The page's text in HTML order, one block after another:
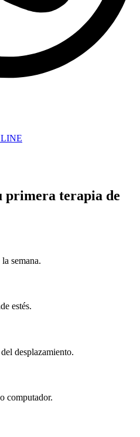
primera terapia de
semana.
estés.
desplazamiento.
computador.